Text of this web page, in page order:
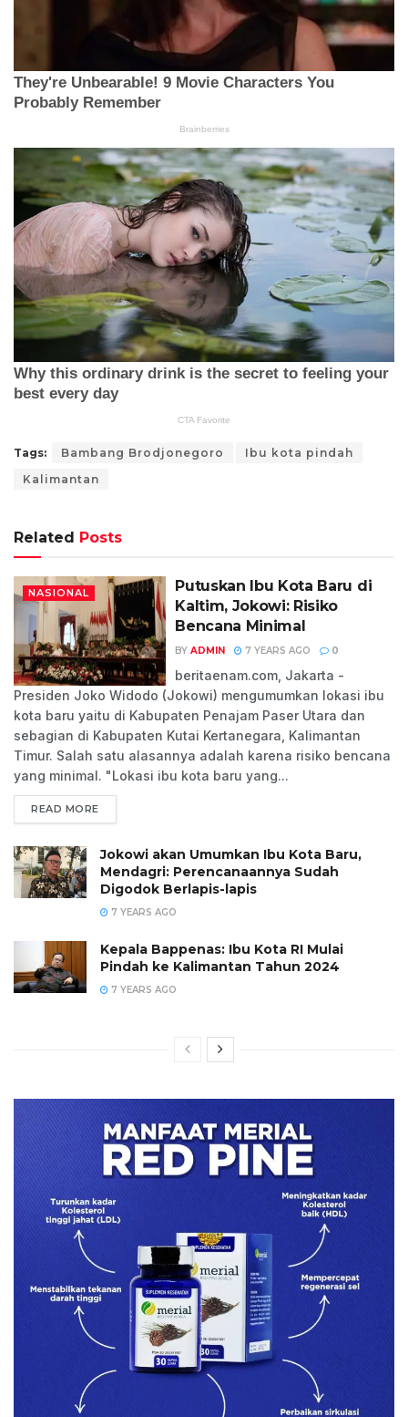
Tags: Bambang Brodjonegoro
Ibu kota pindah
Kalimantan
Related Posts
NASIONAL
Putuskan Ibu Kota Baru di
Kaltim, Jokowi: Risiko
Bencana Minimal
BY ADMIN 7 YEARS AGO 0
beritaenam.com, Jakarta -
Presiden Joko Widodo (Jokowi) mengumumkan lokasi ibu
kota baru yaitu di Kabupaten Penajam Paser Utara dan
sebagian di Kabupaten Kutai Kertanegara, Kalimantan
Timur. Salah satu alasannya adalah karena risiko bencana
yang minimal. "Lokasi ibu kota baru yang...
READ MORE
Jokowi akan Umumkan Ibu Kota Baru,
Mendagri: Perencanaannya Sudah
Digodok Berlapis-lapis
7 YEARS AGO
Kepala Bappenas: Ibu Kota RI Mulai
Pindah ke Kalimantan Tahun 2024
7 YEARS AGO